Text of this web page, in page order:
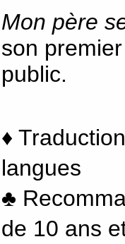
Mon père
son
public.
♦
langues
♣
de 10 ans